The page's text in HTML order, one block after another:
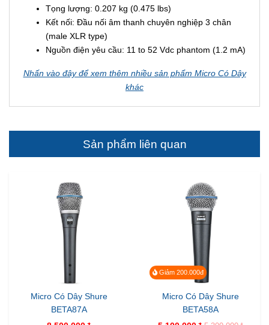
Tọng lượng: 0.207 kg (0.475 lbs)
Kết nối: Đầu nối âm thanh chuyên nghiệp 3 chân
(male XLR type)
Nguồn điện yêu cầu: 11 to 52 Vdc phantom (1.2 mA)
Nhấn vào đây để xem thêm nhiều sản phẩm Micro Có Dây
khác
Sản phẩm liên quan
Micro Có Dây Shure
BETA87A
Giảm 200.000đ
Micro Có Dây Shure
BETA58A